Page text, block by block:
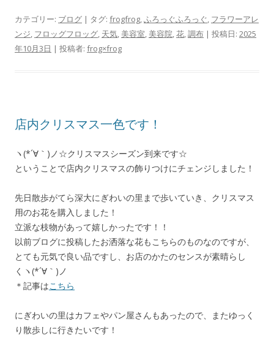
カテゴリー: ブログ | タグ: frogfrog,ふろっぐふろっぐ, フラワーアレ
ンジ, フロッグフロッグ, 天気, 美容室, 美容院,花,調布 | 投稿日: 2025
年10月3日 | 投稿者: frog×frog
店内クリスマス一色です！
ヽ(*´∀｀)ノ☆クリスマスシーズン到来です☆
ということで店内クリスマスの飾りつけにチェンジしました！
先日散歩がてら深大にぎわいの里 まで歩いていき、クリスマス
用のお花を購入しました！
立派な枝物があって嬉しかったです！！
以前ブログに投稿したお洒落な花もこちらのものなのですが、
とても元気で良い品ですし、お店のかたのセンスが素晴らし
くヽ(*´∀｀)ノ
＊記事はこちら
にぎわいの里はカフェやパン屋さんもあったので、またゆっく
り散歩しに行きたいです！